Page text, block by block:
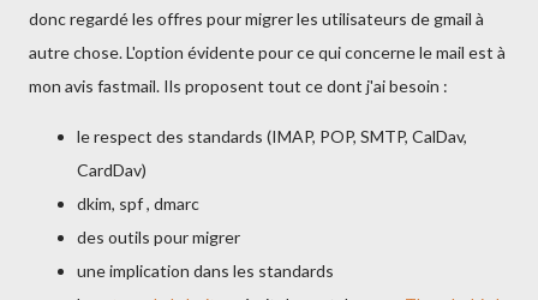
donc regardé les offres pour migrer les utilisateurs de gmail à
autre chose. L'option évidente pour ce qui concerne le mail est à
mon avis fastmail. Ils proposent tout ce dont j'ai besoin :
le respect des standards (IMAP, POP, SMTP, CalDav,
CardDav)
dkim, spf , dmarc
des outils pour migrer
une implication dans les standards